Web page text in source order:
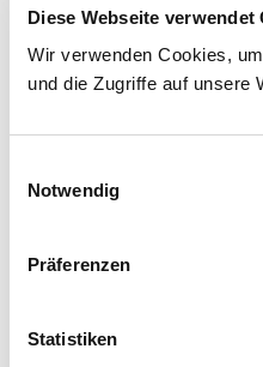
Diese Webseite verwendet
Wir verwenden Cookies,
und die Zugriffe auf unsere
Notwendig
Präferenzen
Statistiken
Storchentafel
Kontakt
MARIENBABY